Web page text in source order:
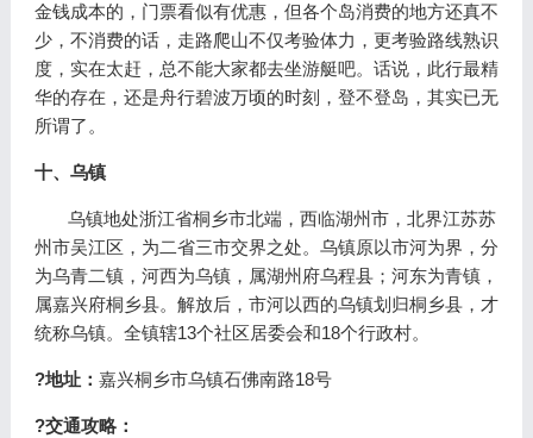
金钱成本的，门票看似有优惠，但各个岛消费的地方还真不
少，不消费的话，走路爬山不仅考验体力，更考验路线熟识
度，实在太赶，总不能大家都去坐游艇吧。话说，此行最精
华的存在，还是舟行碧波万顷的时刻，登不登岛，其实已无
所谓了。
十、乌镇
乌镇地处浙江省桐乡市北端，西临湖州市，北界江苏苏
州市吴江区，为二省三市交界之处。乌镇原以市河为界，分
为乌青二镇，河西为乌镇，属湖州府乌程县；河东为青镇，
属嘉兴府桐乡县。解放后，市河以西的乌镇划归桐乡县，才
统称乌镇。全镇辖13个社区居委会和18个行政村。
?地址： 嘉兴桐乡市乌镇石佛南路18号
?交通攻略：